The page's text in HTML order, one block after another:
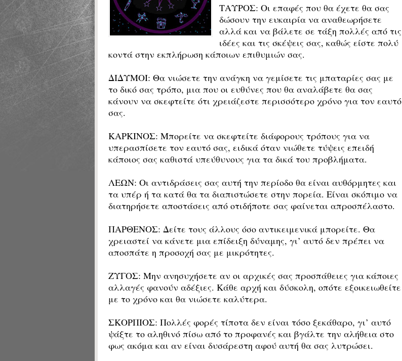
ΤΑΥΡΟΣ: Οι επαφές που θα έχετε θα σας
δώσουν την ευκαιρία να αναθεωρήσετε
αλλά και να βάλετε σε τάξη πολλές από τις
ιδέες και τις σκέψεις σας, καθώς είστε πολύ
κοντά στην εκπλήρωση κάποιων επιθυμιών σας.
ΔΙΔΥΜΟΙ: Θα νιώσετε την ανάγκη να γεμίσετε τις μπαταρίες σας με
το δικό σας τρόπο, μια που οι ευθύνες που θα αναλάβετε θα σας
κάνουν να σκεφτείτε ότι χρειάζεστε περισσότερο χρόνο για τον εαυτό
σας.
ΚΑΡΚΙΝΟΣ: Μπορείτε να σκεφτείτε διάφορους τρόπους για να
υπερασπίσετε τον εαυτό σας, ειδικά όταν νιώθετε τύψεις επειδή
κάποιος σας καθιστά υπεύθυνους για τα δικά του προβλήματα.
ΛΕΩΝ: Οι αντιδράσεις σας αυτή την περίοδο θα είναι αυθόρμητες και
τα υπέρ ή τα κατά θα τα διαπιστώσετε στην πορεία. Είναι σκόπιμο να
διατηρήσετε αποστάσεις από οτιδήποτε σας φαίνεται απροσπέλαστο.
ΠΑΡΘΕΝΟΣ: Δείτε τους άλλους όσο αντικειμενικά μπορείτε. Θα
χρειαστεί να κάνετε μια επίδειξη δύναμης, γι’ αυτό δεν πρέπει να
αποσπάτε η προσοχή σας με μικρότητες.
ΖΥΓΟΣ: Μην ανησυχήσετε αν οι αρχικές σας προσπάθειες για κάποιες
αλλαγές φανούν αδέξιες. Κάθε αρχή και δύσκολη, οπότε εξοικειωθείτε
με το χρόνο και θα νιώσετε καλύτερα.
ΣΚΟΡΠΙΟΣ: Πολλές φορές τίποτα δεν είναι τόσο ξεκάθαρο, γι’ αυτό
ψάξτε το αληθινό πίσω από το προφανές και βγάλτε την αλήθεια στο
φως ακόμα και αν είναι δυσάρεστη αφού αυτή θα σας λυτρώσει.